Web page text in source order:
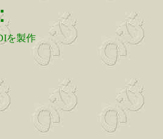
を製作